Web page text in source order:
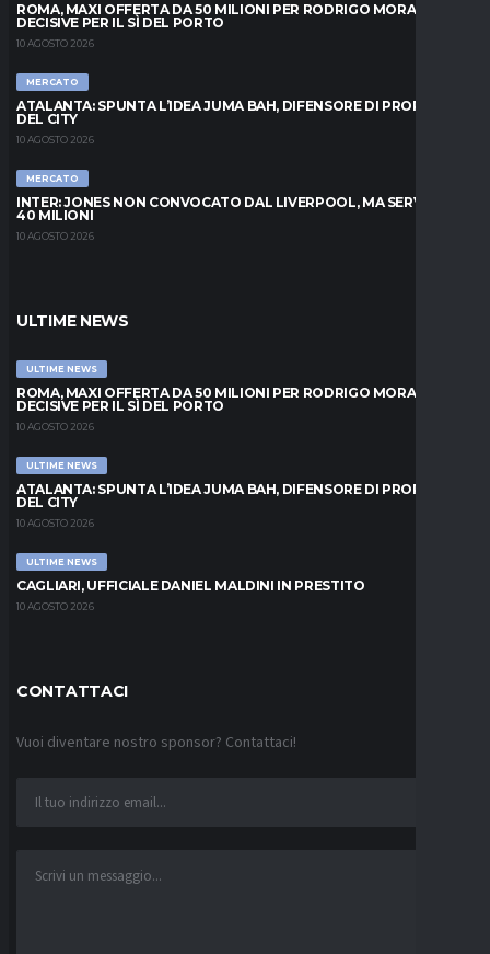
ROMA, MAXI OFFERTA DA 50 MILIONI PER RODRIGO MORA: ORE
DECISIVE PER IL SÌ DEL PORTO
10 AGOSTO 2026
MERCATO
ATALANTA: SPUNTA L’IDEA JUMA BAH, DIFENSORE DI PROPRIETÀ
DEL CITY
10 AGOSTO 2026
MERCATO
INTER: JONES NON CONVOCATO DAL LIVERPOOL, MA SERVONO
40 MILIONI
10 AGOSTO 2026
ULTIME NEWS
ULTIME NEWS
ROMA, MAXI OFFERTA DA 50 MILIONI PER RODRIGO MORA: ORE
DECISIVE PER IL SÌ DEL PORTO
10 AGOSTO 2026
ULTIME NEWS
ATALANTA: SPUNTA L’IDEA JUMA BAH, DIFENSORE DI PROPRIETÀ
DEL CITY
10 AGOSTO 2026
ULTIME NEWS
CAGLIARI, UFFICIALE DANIEL MALDINI IN PRESTITO
10 AGOSTO 2026
CONTATTACI
Vuoi diventare nostro sponsor? Contattaci!